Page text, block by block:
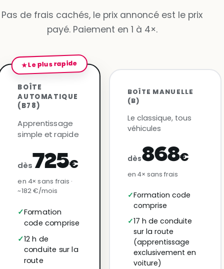
Pas de frais cachés, le prix annoncé est le prix
payé. Paiement en 1 à 4×.
★ Le plus rapide
BOÎTE
AUTOMATIQUE
(B78)
Apprentissage
simple et rapide
dès725€
en 4× sans frais ·
~182 €/mois
Formation
code comprise
12 h de
conduite sur la
route
BOÎTE MANUELLE
(B)
Le classique, tous
véhicules
dès868€
en 4× sans frais
Formation code
comprise
17 h de conduite
sur la route
(apprentissage
exclusivement en
voiture)